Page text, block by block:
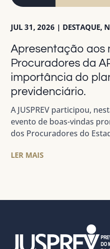
Apresentação aos
Procuradores da
importância do
previdenciário.
JUL 31, 2026 | DESTAQUE,
A JUSPREV participou,
evento de boas-vindas
dos Procuradores do
LER MAIS